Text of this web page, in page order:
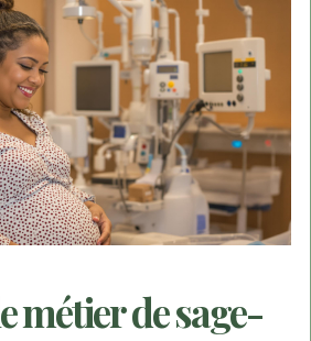
métier de sage-